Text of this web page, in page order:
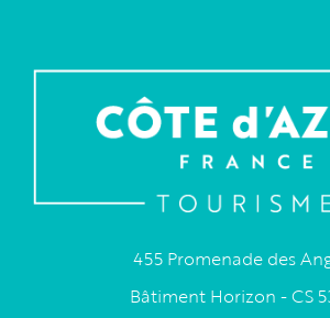
455 Promenade des
Bâtiment Horizon - CS